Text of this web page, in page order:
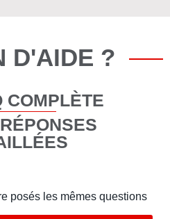
D'AIDE ?
COMPLÈTE
posés les mêmes questions